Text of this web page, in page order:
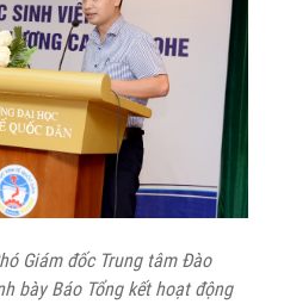
Giám đốc Trung tâm Đào
bày Báo Tổng kết hoạt động